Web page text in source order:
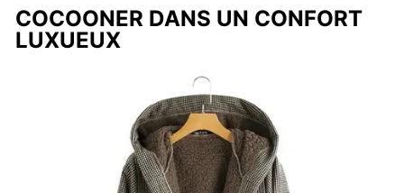
COCOONER DANS UN CONFORT
LUXUEUX